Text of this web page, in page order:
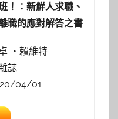
！：新鮮人求職、
職的應對解答之書
・賴維特
誌
04/01